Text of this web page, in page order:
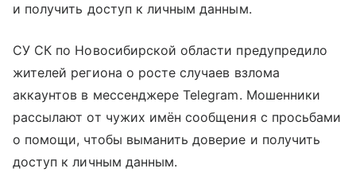
и получить доступ к личным данным.
СУ СК по Новосибирской области предупредило
жителей региона о росте случаев взлома
аккаунтов в мессенджере Telegram. Мошенники
рассылают от чужих имён сообщения с просьбами
о помощи, чтобы выманить доверие и получить
доступ к личным данным.